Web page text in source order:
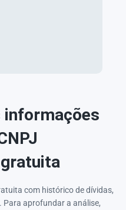
com histórico de dívidas,
aprofundar a análise,